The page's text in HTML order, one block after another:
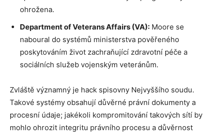
ohrožena.
Department of Veterans Affairs (VA): Moore se
naboural do systémů ministerstva pověřeného
poskytováním život zachraňující zdravotní péče a
sociálních služeb vojenským veteránům.
Zvláště významný je hack spisovny Nejvyššího soudu.
Takové systémy obsahují důvěrné právní dokumenty a
procesní údaje; jakékoli kompromitování takových sítí by
mohlo ohrozit integritu právního procesu a důvěrnost